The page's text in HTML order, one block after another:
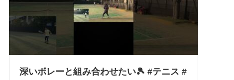
深いボレーと組み合わせたい🎾 #テニス #